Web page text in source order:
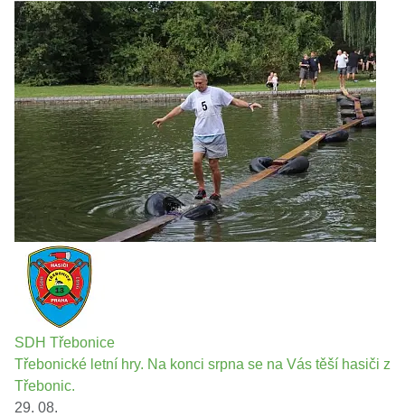
SDH Třebonice
Třebonické letní hry. Na konci srpna se na Vás těší hasiči z
Třebonic.
29. 08.